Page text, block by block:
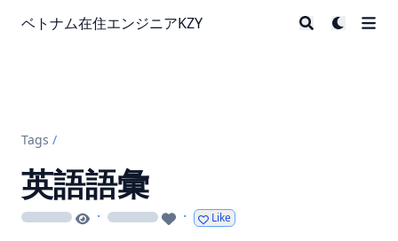
ベトナム在住エンジニアKZY
Tags /
英語語彙
loading · loading · Like